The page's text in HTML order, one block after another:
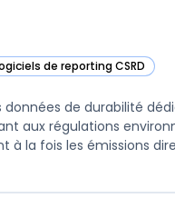
de reporting CSRD
dans cette catégorie
de durabilité
aux régulations
la fois les émissions